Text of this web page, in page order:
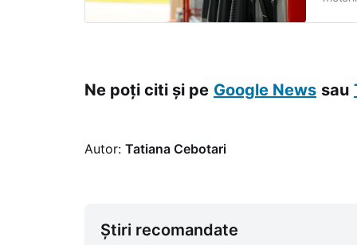
Ne poți citi și pe Google News sau
Autor: Tatiana Cebotari
Știri recomandate